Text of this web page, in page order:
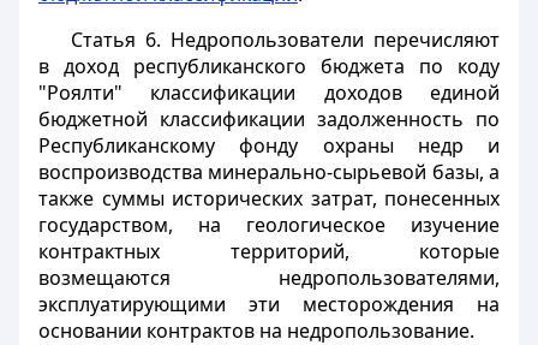
Статья 6. Недропользователи перечисляют
в доход республиканского бюджета по коду
"Роялти" классификации доходов единой
бюджетной классификации задолженность по
Республиканскому фонду охраны недр и
воспроизводства минерально-сырьевой базы, а
также суммы исторических затрат, понесенных
государством, на геологическое изучение
контрактных территорий, которые
возмещаются недропользователями,
эксплуатирующими эти месторождения на
основании контрактов на недропользование.